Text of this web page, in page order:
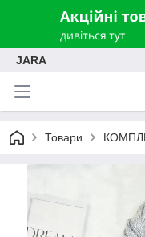
JARA
Товари